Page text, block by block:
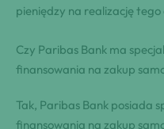
pieniędzy na realizację tego
Czy Paribas Bank ma
finansowania na zakup
Tak, Paribas Bank posiada
finansowania na zakup